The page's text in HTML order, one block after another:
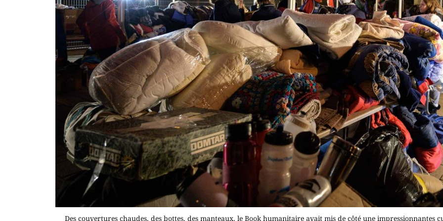
Des couvertures chaudes, des bottes, des manteaux, le Book humanitaire avait mis de côté une impressionnantes